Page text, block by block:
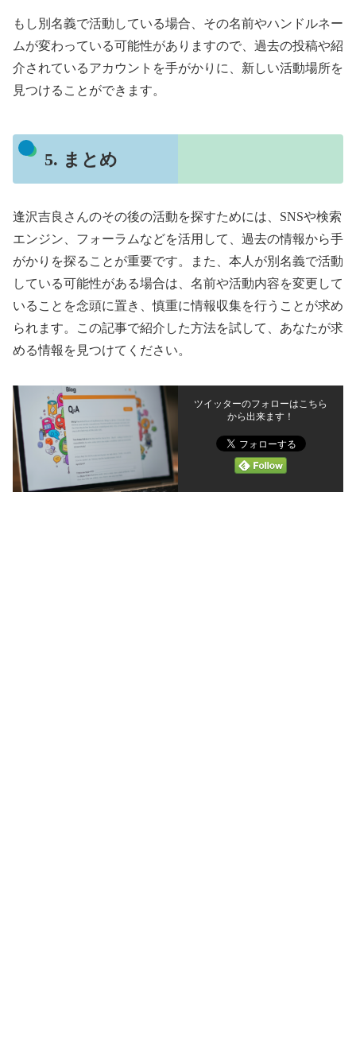
もし別名義で活動している場合、その名前やハンドルネー
ムが変わっている可能性がありますので、過去の投稿や紹
介されているアカウントを手がかりに、新しい活動場所を
見つけることができます。
5. まとめ
逢沢吉良さんのその後の活動を探すためには、SNSや検索
エンジン、フォーラムなどを活用して、過去の情報から手
がかりを探ることが重要です。また、本人が別名義で活動
している可能性がある場合は、名前や活動内容を変更して
いることを念頭に置き、慎重に情報収集を行うことが求め
られます。この記事で紹介した方法を試して、あなたが求
める情報を見つけてください。
ツイッターのフォローはこちら
から出来ます！